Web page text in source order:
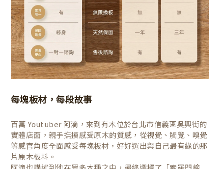
每塊板材，每段故事
百萬 Youtuber 阿滴，來到有木位於台北市信義區吳興街的
實體店面，親手撫摸感受原木的質感，從視覺、觸覺、嗅覺
等感官角度全面感受每塊板材，好好選出與自己最有緣的那
片原木板料。